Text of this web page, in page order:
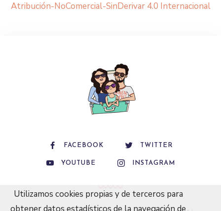
Atribución-NoComercial-SinDerivar 4.0 Internacional
FACEBOOK TWITTER
YOUTUBE INSTAGRAM
Utilizamos cookies propias y de terceros para